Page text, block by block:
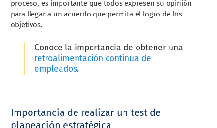
proceso, es importante que todos expresen su opinión
para llegar a un acuerdo que permita el logro de los
objetivos.
Conoce la importancia de obtener una
retroalimentación continua de
empleados.
Importancia de realizar un test de
planeación estratégica